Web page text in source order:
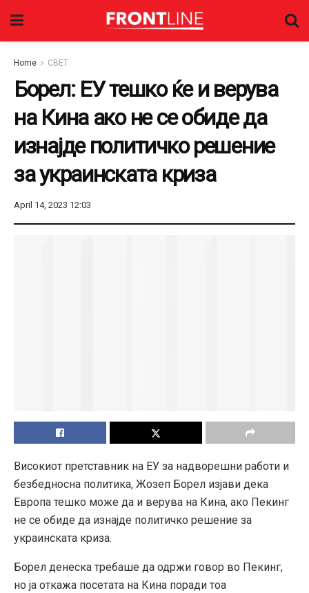
Home СВЕТ
Борел: ЕУ тешко ќе и верува
на Кина ако не се обиде да
изнајде политичко решение
за украинската криза
April 14, 2023 12:03
Високиот претставник на ЕУ за надворешни работи и
безбедносна политика, Жозеп Борел изјави дека
Европа тешко може да и верува на Кина, ако Пекинг
не се обиде да изнајде политичко решение за
украинската криза.
Борел денеска требаше да одржи говор во Пекинг,
но ја откажа посетата на Кина поради тоа